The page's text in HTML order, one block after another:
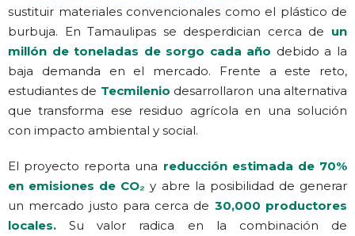
sustituir materiales convencionales como el plástico de
burbuja. En Tamaulipas se desperdician cerca de un
millón de toneladas de sorgo cada año debido a la
baja demanda en el mercado. Frente a este reto,
estudiantes de Tecmilenio desarrollaron una alternativa
que transforma ese residuo agrícola en una solución
con impacto ambiental y social.
El proyecto reporta una reducción estimada de 70%
en emisiones de CO₂ y abre la posibilidad de generar
un mercado justo para cerca de 30,000 productores
locales.Su valor radica en la combinación de